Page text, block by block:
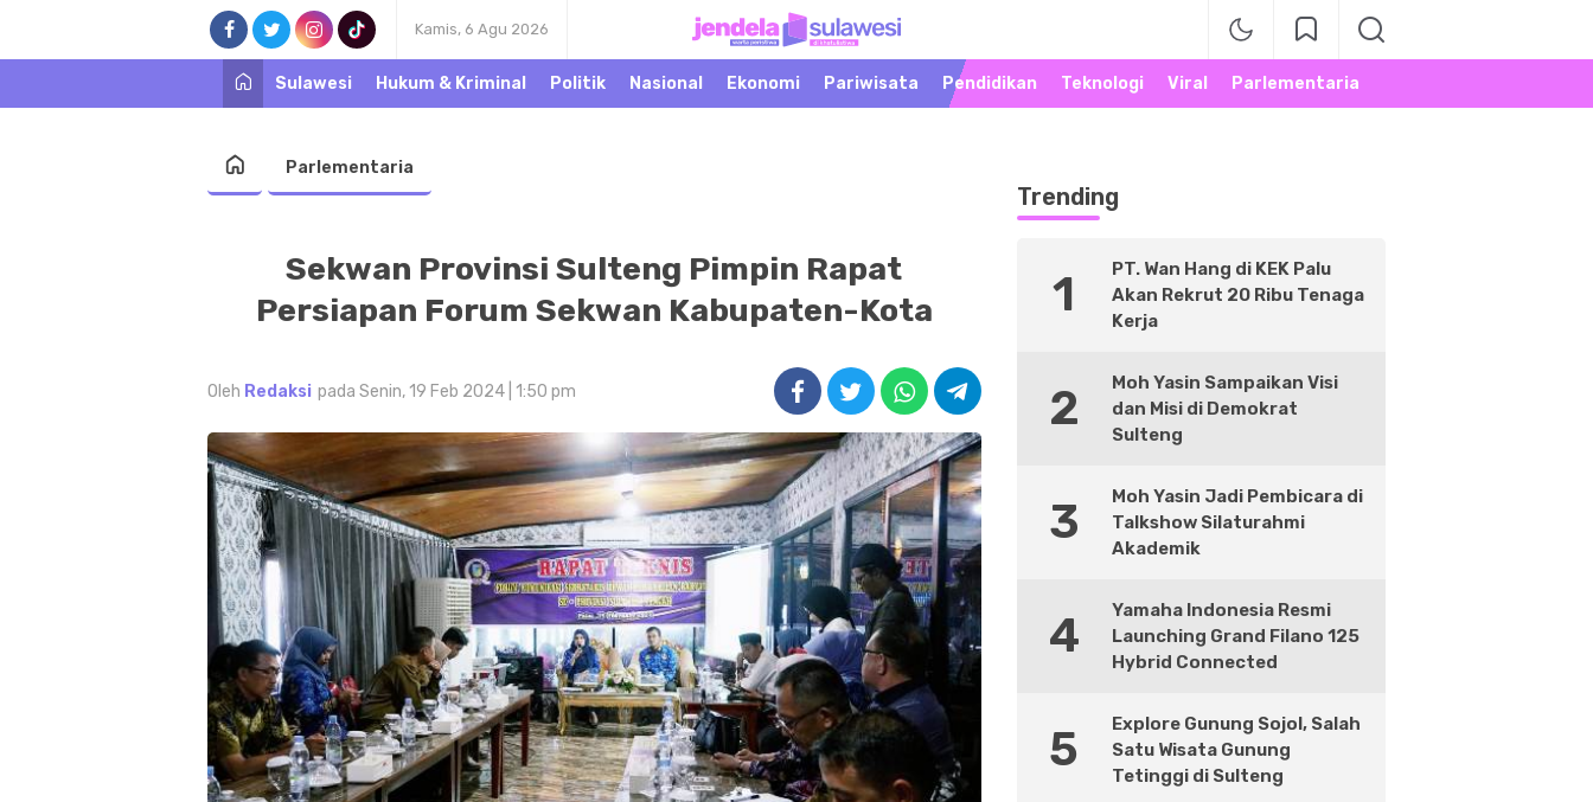
Kamis, 6 Agu 2026
Jendela Sulawesi
Warta Peristiwa di
Khatulistiwa
Sulawesi
Hukum & Kriminal Politik Nasional Ekonomi Pariwisata Pendidikan Teknologi Viral Parlementaria
Parlementaria
Sekwan Provinsi Sulteng Pimpin Rapat
Persiapan Forum Sekwan Kabupaten-Kota
Oleh Redaksi pada Senin, 19 Feb 2024 | 1:50 pm
Trending
1
PT. Wan Hang di KEK Palu
Akan Rekrut 20 Ribu Tenaga
Kerja
2
Moh Yasin Sampaikan Visi
dan Misi di Demokrat
Sulteng
3
Moh Yasin Jadi Pembicara di
Talkshow Silaturahmi
Akademik
4
Yamaha Indonesia Resmi
Launching Grand Filano 125
Hybrid Connected
5
Explore Gunung Sojol, Salah
Satu Wisata Gunung
Tetinggi di Sulteng